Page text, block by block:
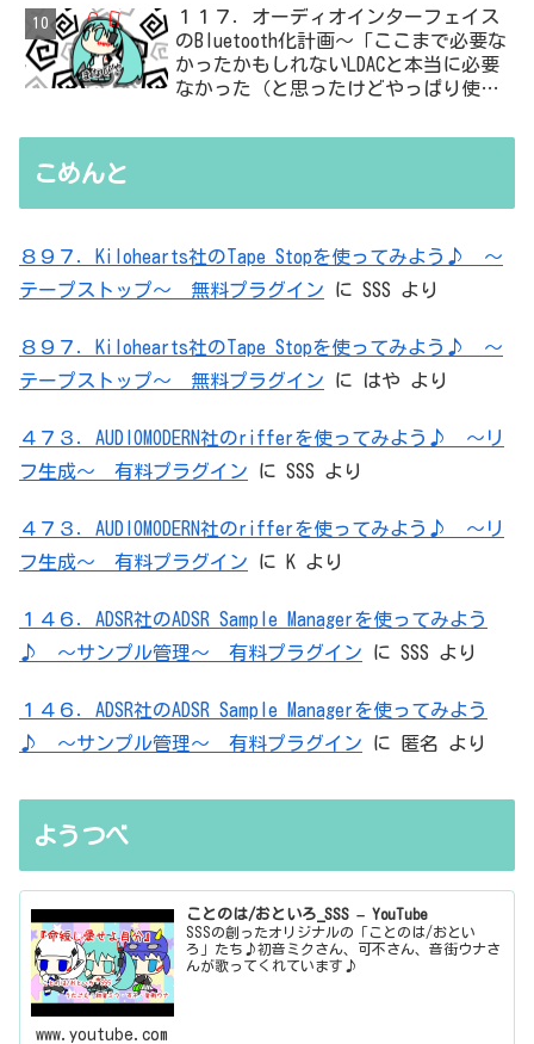
１１７．オーディオインターフェイス
のBluetooth化計画～「ここまで必要な
かったかもしれないLDACと本当に必要
なかった（と思ったけどやっぱり使っ
無駄を重ねた結論はシンプルだった
こめんと
８９７．Kilohearts社のTape Stopを使ってみよう♪ ～
テープストップ～ 無料プラグイン に SSS より
８９７．Kilohearts社のTape Stopを使ってみよう♪ ～
テープストップ～ 無料プラグイン に はや より
４７３．AUDIOMODERN社のrifferを使ってみよう♪ ～リ
フ生成～ 有料プラグイン に SSS より
４７３．AUDIOMODERN社のrifferを使ってみよう♪ ～リ
フ生成～ 有料プラグイン に K より
１４６．ADSR社のADSR Sample Managerを使ってみよう
♪ ～サンプル管理～ 有料プラグイン に SSS より
１４６．ADSR社のADSR Sample Managerを使ってみよう
♪ ～サンプル管理～ 有料プラグイン に 匿名 より
ようつべ
ことのは/おといろ_SSS – YouTube
SSSの創ったオリジナルの「ことのは/おとい
ろ」たち♪初音ミクさん、可不さん、音街ウナさ
んが歌ってくれています♪
www.youtube.com